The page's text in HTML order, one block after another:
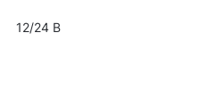
12/24 В